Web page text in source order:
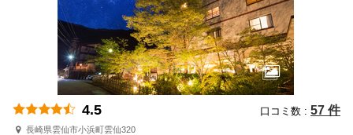
4.5 口コミ数 : 57 件
長崎県雲仙市小浜町雲仙320